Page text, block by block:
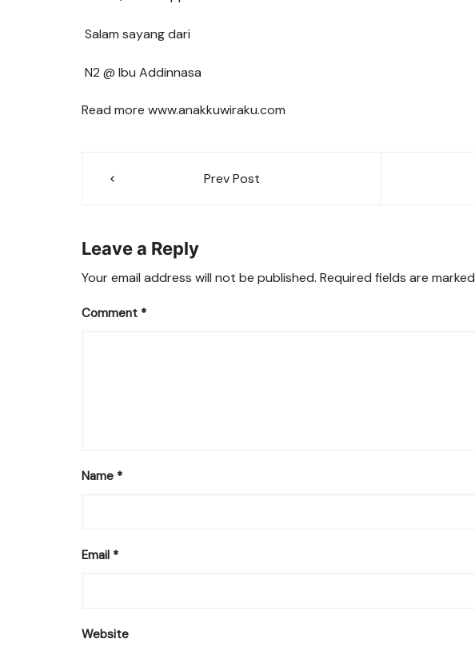
Salam sayang dari
N2 @ Ibu Addinnasa
Read more www.anakkuwiraku.com
Prev Post
Leave a Reply
Your email address will not be published. Required fields are marked
Comment *
Name *
Email *
Website